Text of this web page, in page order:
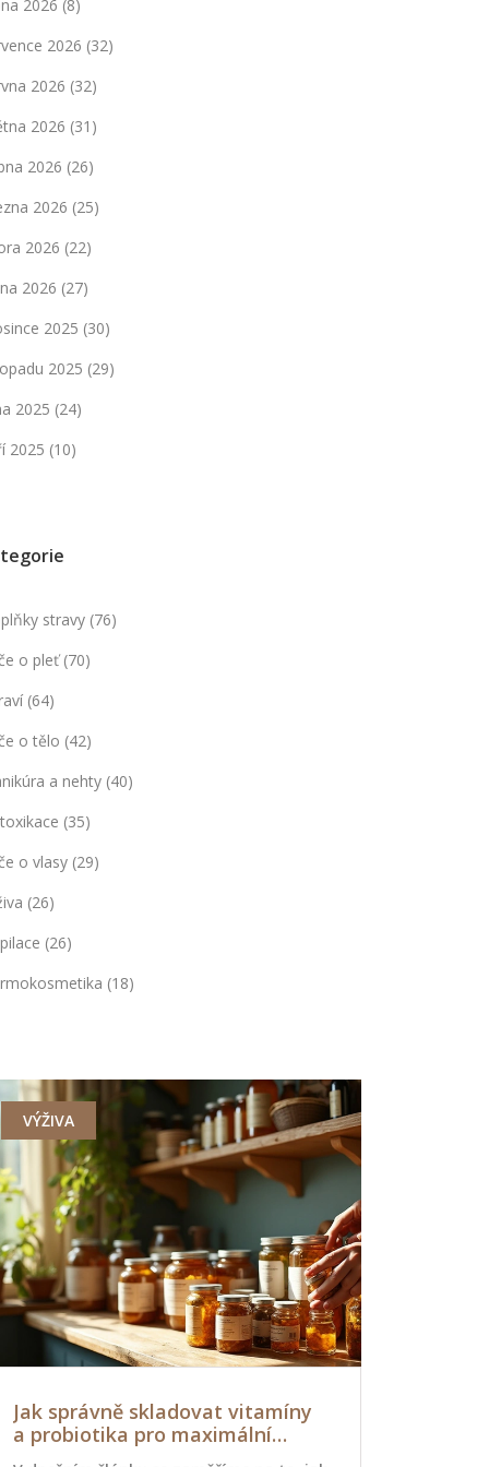
2026 (8)
2026 (32)
2026 (32)
2026 (31)
2026 (26)
2026 (25)
2026 (22)
2026 (27)
2025 (30)
2025 (29)
2025 (24)
2025 (10)
stravy (76)
o pleť(70)
(64)
o tělo (42)
a nehty (40)
(35)
o vlasy (29)
(26)
(26)
(18)
VÝŽIVA
Jak správně skladovat vitamíny
a probiotika pro maximální